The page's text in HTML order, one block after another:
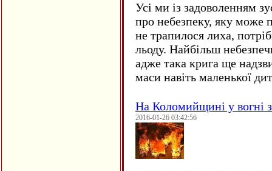
Усі ми із задоволенням
про небезпеку, яку може
не трапилося лиха,
льоду. Найбільш
адже така крига ще
маси навіть маленької
На Коломийщині у вогні
2016-01-26 03:42:56